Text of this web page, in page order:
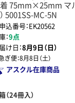
75mm×25mm マ
5001SS-MC-5N
込番号：EK20562
：9点
け日：8月9日（日）
ぎ便：8月8日（土）
アスクル在庫商品
（24冊入）